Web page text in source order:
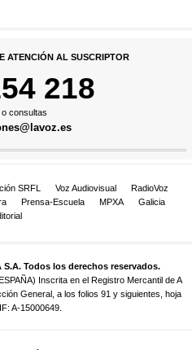
ATENCIÓN AL SUSCRIPTOR
218
o consultas
SRFL Voz Audiovisual
RadioVoz
Prensa-Escuela MPXA
Galicia
Todos los derechos reservados.
Inscrita en el Registro Mercantil de A
General, a los folios 91 y siguientes, hoja
A-15000649.